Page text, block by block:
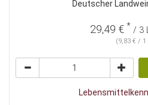
Deutscher
29,49 € * / 3
(9,83 € / 1